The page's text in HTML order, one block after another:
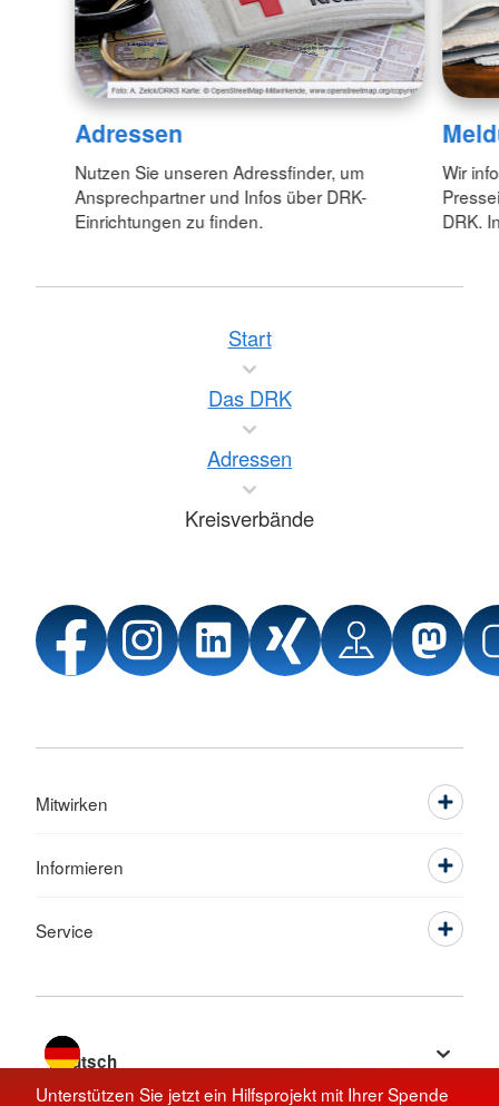
Adressen
Nutzen Sie unseren Adressfinder, um
Ansprechpartner und Infos über DRK-
Einrichtungen zu finden.
Wir
DRK.
Unterstützen Sie jetzt ein Hilfsprojekt mit Ihrer Spende
Start
Das DRK
Adressen
Kreisverbände
Mitwirken
Informieren
Service
Sprache wechseln zu